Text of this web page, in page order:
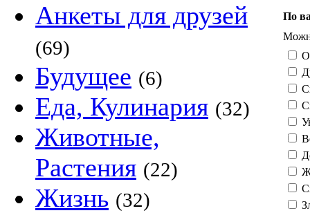
Анкеты для друзей
(69)
Будущее (6)
Еда, Кулинария (32)
Животные,
Растения (22)
Жизнь (32)
По